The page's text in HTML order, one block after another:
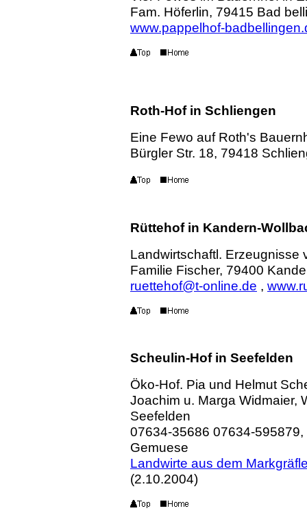
Fam. Höferlin, 79415 Bad
www.pappelhof-
Roth-Hof in Schliengen
Eine Fewo auf Roth's
Bürgler Str. 18, 79418
Rüttehof in Kandern-
Landwirtschaftl. Erzeugnisse
Familie Fischer, 79400
ruettehof@t-online.de ,
Scheulin-Hof in Seefelden
Öko-Hof. Pia und Helmut
Joachim u. Marga Widmaier,
Seefelden
07634-35686 07634-
Gemuese
Landwirte aus dem
(2.10.2004)